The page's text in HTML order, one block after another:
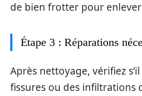
de bien frotter pour
Étape 3 : Réparations
Après nettoyage, vérifiez
fissures ou des infiltrations